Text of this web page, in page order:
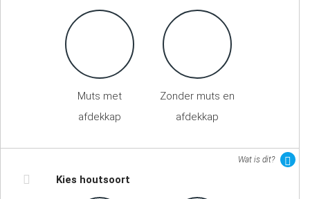
Muts met
afdekkap
Zonder muts en
afdekkap
Wat is dit?
Kies houtsoort